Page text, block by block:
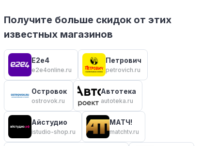
Получите больше скидок от этих
известных магазинов
E2e4
e2e4online.ru
Петрович
petrovich.ru
Островок
ostrovok.ru
Автотека
autoteka.ru
Айстудио
istudio-shop.ru
МАТЧ!
matchtv.ru